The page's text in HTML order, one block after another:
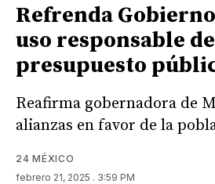
Refrenda
uso responsable
presupuesto
Reafirma gobernadora de
alianzas en favor de la
24 MÉXICO
febrero 21, 2025 . 3:59 PM